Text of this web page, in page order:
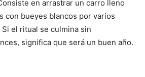
en arrastrar un carro lleno
con bueyes blancos por varios
el ritual se culmina sin
significa que será un buen año.